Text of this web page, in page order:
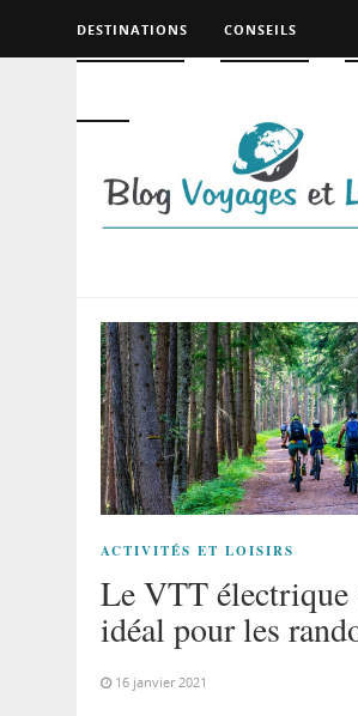
DESTINATIONS CONSEILS
ACTIVITÉS ET LOISIRS
Le VTT électrique
idéal pour les
16 janvier 2021